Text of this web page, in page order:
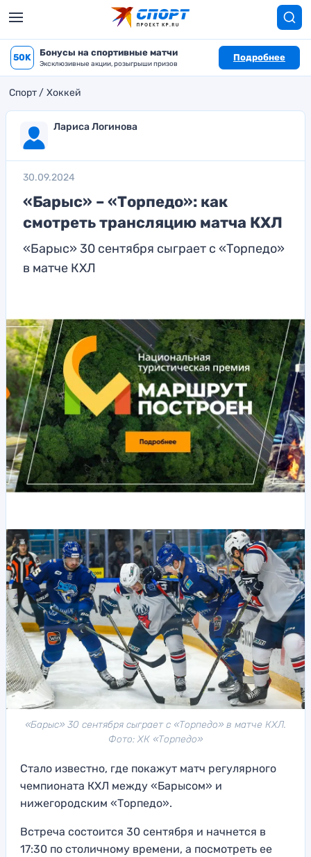
50K Бонусы на спортивные матчи
Эксклюзивные акции, розыгрыши призов
Подробнее
Спорт Хоккей
Лариса Логинова
30.09.2024
«Барыс» – «Торпедо»: как
смотреть трансляцию матча КХЛ
«Барыс» 30 сентября сыграет с «Торпедо»
в матче КХЛ
«Барыс» 30 сентября сыграет с «Торпедо» в матче КХЛ.
Фото: ХК «Торпедо»
Стало известно, где покажут матч регулярного
чемпионата КХЛ между «Барысом» и
нижегородским «Торпедо».
Встреча состоится 30 сентября и начнется в
17:30 по столичному времени, а посмотреть ее